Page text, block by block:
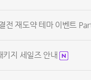
전 재도약 테마 이벤트
키지 세일즈 안내